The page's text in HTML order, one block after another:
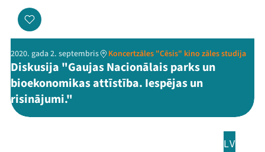
2020. gada 2. septembris Koncertzāles "Cēsis" kino zāles studija
Diskusija "Gaujas Nacionālais parks un
bioekonomikas attīstība. Iespējas un
risinājumi."
LV